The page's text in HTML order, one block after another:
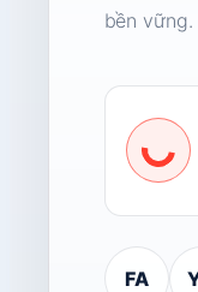
bền vững.
FA